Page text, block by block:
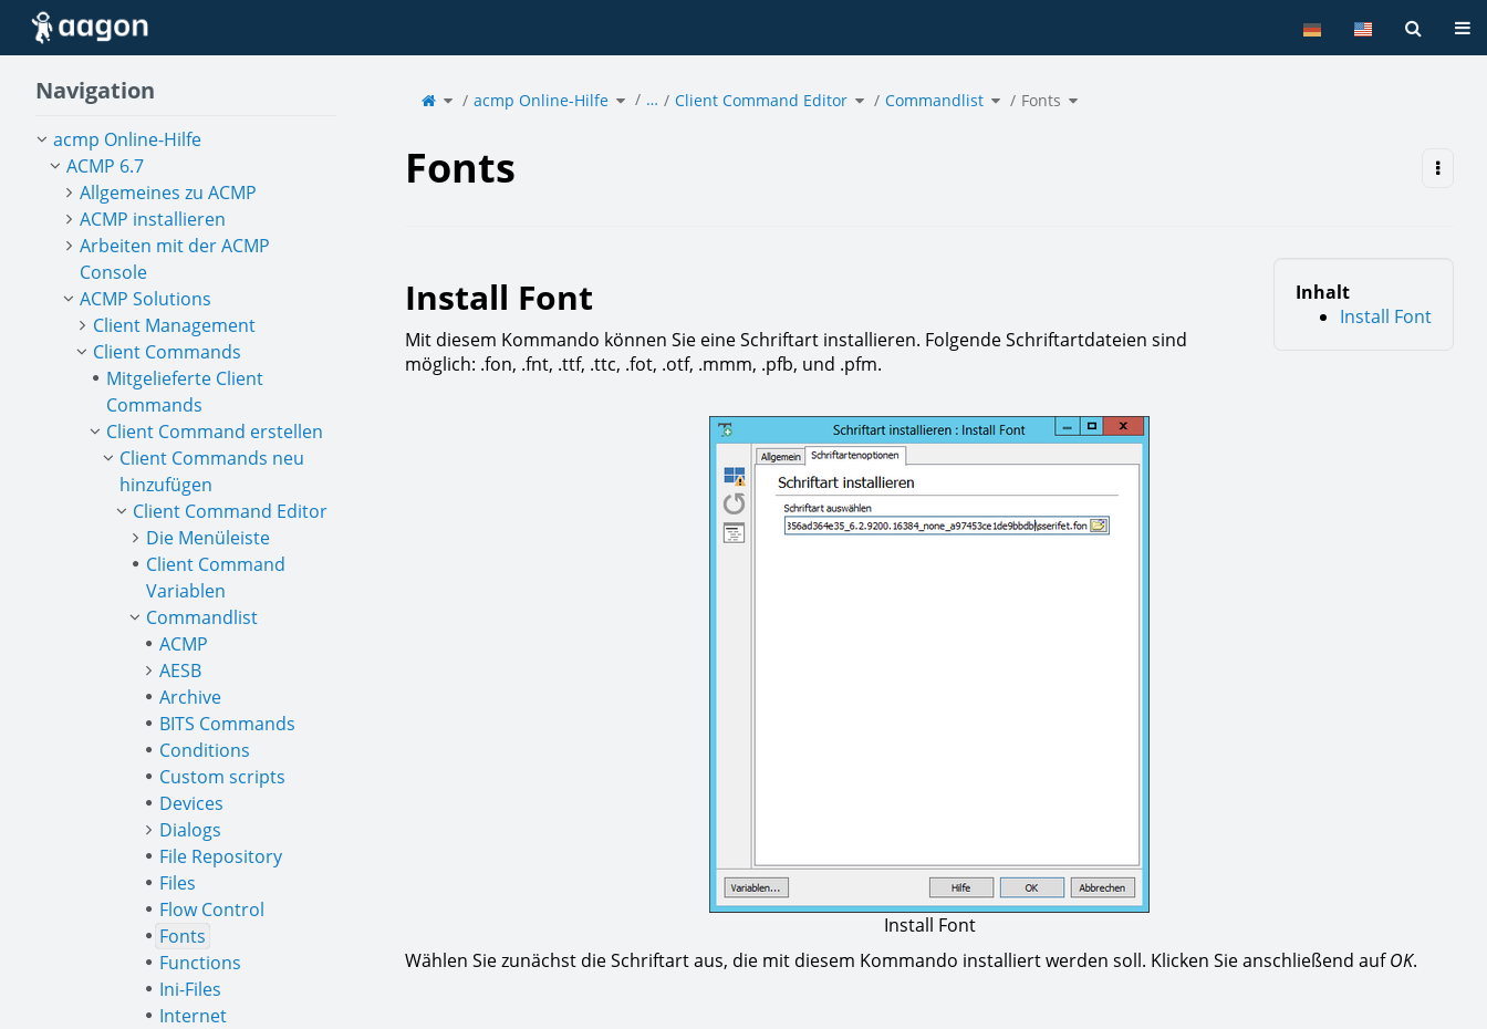
Startseite
Schalte
den
übergeordneten
Baum
acmp Online-Hilfe Schalte
den
Verzeichnisbaum
unter
… Client Command Editor Schalte
den
Verzeichnisbaum
unter
Commandlist Schalte
den
Verzeichnisbaum
unter
Fonts Schalte
den
Verzeichnisbaum
unter
Fonts
Inhalt
Install Font
Install Font
Mit diesem Kommando können Sie eine Schriftart installieren. Folgende Schriftartdateien sind
möglich: .fon, .fnt, .ttf, .ttc, .fot, .otf, .mmm, .pfb, und .pfm.
Install Font
Wählen Sie zunächst die Schriftart aus, die mit diesem Kommando installiert werden soll. Klicken Sie anschließend aufOK.
Navigation
acmp Online-Hilfe
ACMP 6.7
Allgemeines zu ACMP
ACMP installieren
Arbeiten mit der ACMP
Console
ACMP Solutions
Client Management
Client Commands
Mitgelieferte Client
Commands
Client Command erstellen
Client Commands neu
hinzufügen
Client Command Editor
Die Menüleiste
Client Command
Variablen
Commandlist
ACMP
AESB
Archive
BITS Commands
Conditions
Custom scripts
Devices
Dialogs
File Repository
Files
Flow Control
Fonts
Functions
Ini-Files
Internet